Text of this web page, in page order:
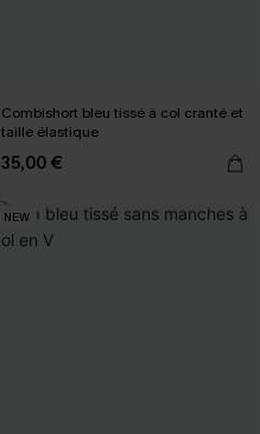
Combishort bleu tissé à col cranté et
taille élastique
35,00 €
NEW